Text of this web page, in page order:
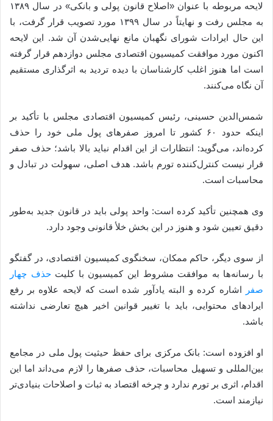
لایحه مربوطه با عنوان «اصلاح قانون پولی و بانکی» در سال ۱۳۸۹
به مجلس رفت و نهایتاً در سال ۱۳۹۹ مورد تصویب قرار گرفت، با
این حال ایرادات شورای نگهبان مانع نهایی‌شدن آن شد. این لایحه
اکنون مورد موافقت کمیسیون اقتصادی مجلس دوازدهم قرار گرفته
است اما هنوز اغلب کارشناسان با دیده تردید به اثرگذاری مستقیم
آن نگاه می‌کنند.
شمس‌الدین حسینی، رئیس کمیسیون اقتصادی مجلس با تأکید بر
اینکه حدود ۶۰ کشور تا امروز صفرهای پول ملی خود را حذف
کرده‌اند، می‌گوید: انتظارات از این اقدام نباید بالا باشد؛ حذف صفر
قرار نیست کنترل‌کننده تورم باشد. هدف اصلی، سهولت در تبادل و
محاسبات است.
وی همچنین تأکید کرده است: واحد پولی باید در قانون جدید به‌طور
دقیق تعیین شود و هنوز در این بخش خلأ قانونی وجود دارد.
از سوی دیگر، حاکم ممکان، سخنگوی کمیسیون اقتصادی، در گفتگو
با رسانه‌ها به موافقت مشروط این کمیسیون با کلیتحذف چهار
صفر
اشاره کرده و البته یادآور شده است که لایحه علاوه بر رفع
ایرادهای محتوایی، باید با تغییر قوانین اخیر هیچ تعارضی نداشته
باشد.
او افزوده است: بانک مرکزی برای حفظ حیثیت پول ملی در مجامع
بین‌المللی و تسهیل محاسبات، حذف صفرها را لازم می‌داند اما این
اقدام، اثری بر تورم ندارد و چرخه اقتصاد به ثبات و اصلاحات بنیادی‌تر
نیازمند است.